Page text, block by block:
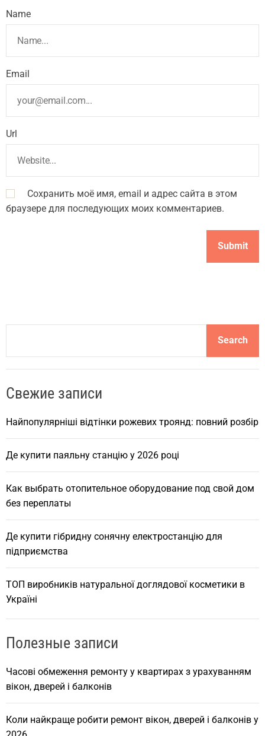
Name
Email
Url
Сохранить моё имя, email и адрес сайта в этом
браузере для последующих моих комментариев.
a
c
Search
Свежие записи
Найпопулярніші відтінки рожевих троянд: повний розбір
Де купити паяльну станцію у 2026 році
Как выбрать отопительное оборудование под свой дом
без переплаты
Де купити гібридну сонячну електростанцію для
підприємства
ТОП виробників натуральної доглядової косметики в
Україні
Полезные записи
Часові обмеження ремонту у квартирах з урахуванням
вікон, дверей і балконів
Коли найкраще робити ремонт вікон, дверей і балконів у